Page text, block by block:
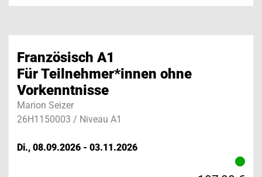
Französisch A1
Für Teilnehmer*innen ohne
Vorkenntnisse
Marion Seizer
26H1150003 / Niveau A1
Di., 08.09.2026 - 03.11.2026
9:00 – 13:00
Monday to Thursday
14:00 – 17:00
Thursday vormittag geschlossen
Show departments